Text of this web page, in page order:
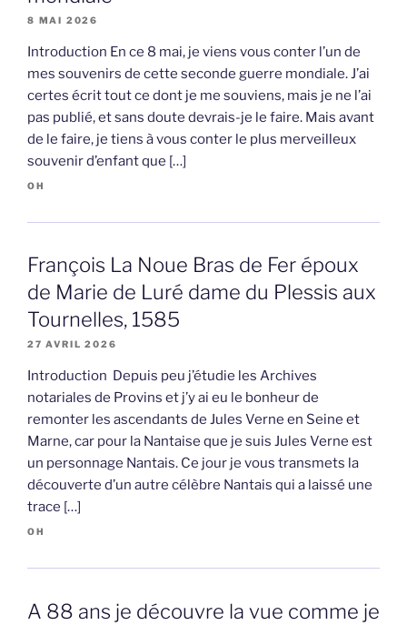
8 MAI 2026
Introduction En ce 8 mai, je viens vous conter l’un de
mes souvenirs de cette seconde guerre mondiale. J’ai
certes écrit tout ce dont je me souviens, mais je ne l’ai
pas publié, et sans doute devrais-je le faire. Mais avant
de le faire, je tiens à vous conter le plus merveilleux
souvenir d’enfant que […]
OH
François La Noue Bras de Fer époux
de Marie de Luré dame du Plessis aux
Tournelles, 1585
27 AVRIL 2026
Introduction Depuis peu j’étudie les Archives
notariales de Provins et j’y ai eu le bonheur de
remonter les ascendants de Jules Verne en Seine et
Marne, car pour la Nantaise que je suis Jules Verne est
un personnage Nantais. Ce jour je vous transmets la
découverte d’un autre célèbre Nantais qui a laissé une
trace […]
OH
A 88 ans je découvre la vue comme je